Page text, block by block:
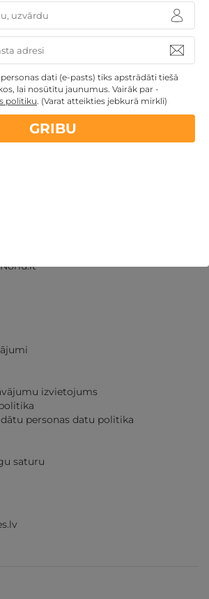
atmaksas garantija
klientu apkalpošana
izmēģinātsunpārbaudīts
izvietojums
personas datu politika
saturu
dati (e-pasts) tiks apstrādāti tiešā
lai nosūtītu jaunumus. Vairāk par -
politiku. (Varat atteikties jebkurā mirklī)
GRIBU